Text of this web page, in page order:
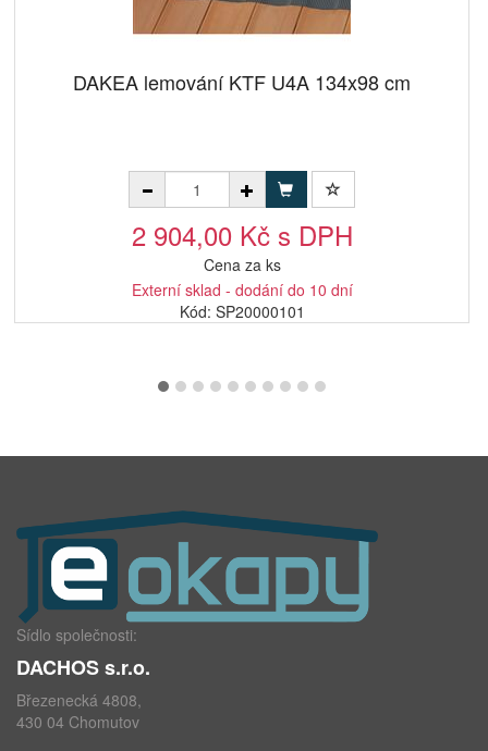
DAKEA lemování KTF U4A 134x98 cm
2 904,00 Kč s DPH
Cena za ks
Externí sklad - dodání do 10 dní
Kód: SP20000101
Sídlo společnosti:
DACHOS s.r.o.
Březenecká 4808,
430 04 Chomutov